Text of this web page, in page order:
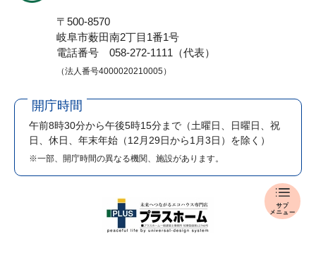
報
道
〒500-8570
岐阜市薮田南2丁目1番1号
電話番号 058-272-1111（代表）
（法人番号4000020210005）
開庁時間
午前8時30分から午後5時15分まで （土曜日、日曜日、祝
日、休日、年末年始（12月29日から1月3日）を除く）
※一部、開庁時間の異なる機関、施設があります。